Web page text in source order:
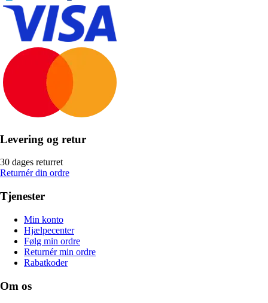
Levering og retur
30 dages returret
Returnér din ordre
Tjenester
Min konto
Hjælpecenter
Følg min ordre
Returnér min ordre
Rabatkoder
Om os